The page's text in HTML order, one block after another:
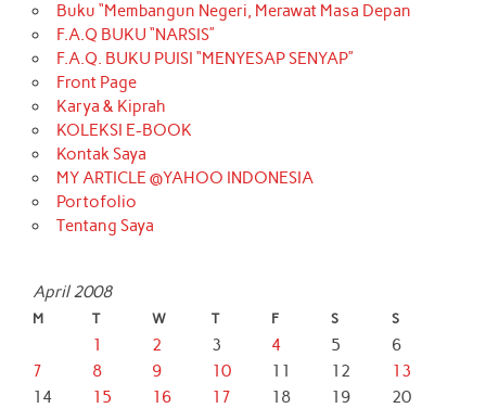
Buku “Membangun Negeri, Merawat Masa Depan
F.A.Q BUKU “NARSIS”
F.A.Q. BUKU PUISI “MENYESAP SENYAP”
Front Page
Karya & Kiprah
KOLEKSI E-BOOK
Kontak Saya
MY ARTICLE @YAHOO INDONESIA
Portofolio
Tentang Saya
April 2008
M T W T F S S
1 2 3 4 5
6
7
8 9 10 11 12
13
14
15 16 17 18 19
20